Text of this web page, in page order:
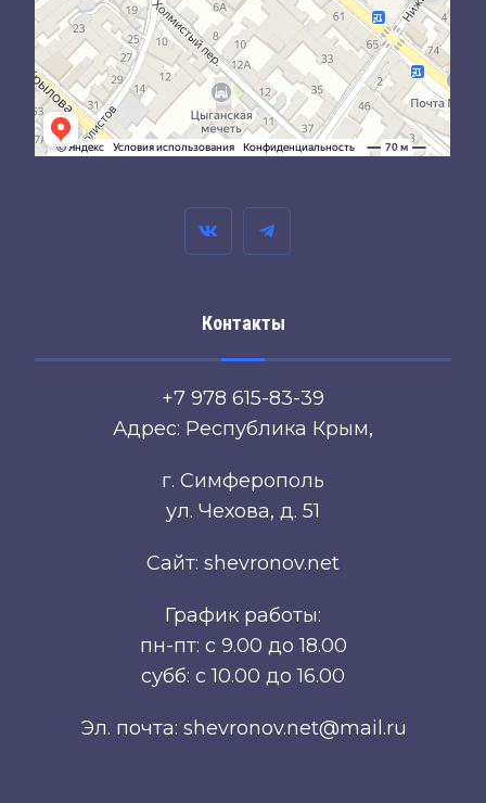
Контакты
+7 978 615-83-39
Адрес: Республика Крым,
г. Симферополь
ул. Чехова, д. 51
Сайт: shevronov.net
График работы:
пн-пт: с 9.00 до 18.00
субб: с 10.00 до 16.00
Эл. почта: shevronov.net@mail.ru